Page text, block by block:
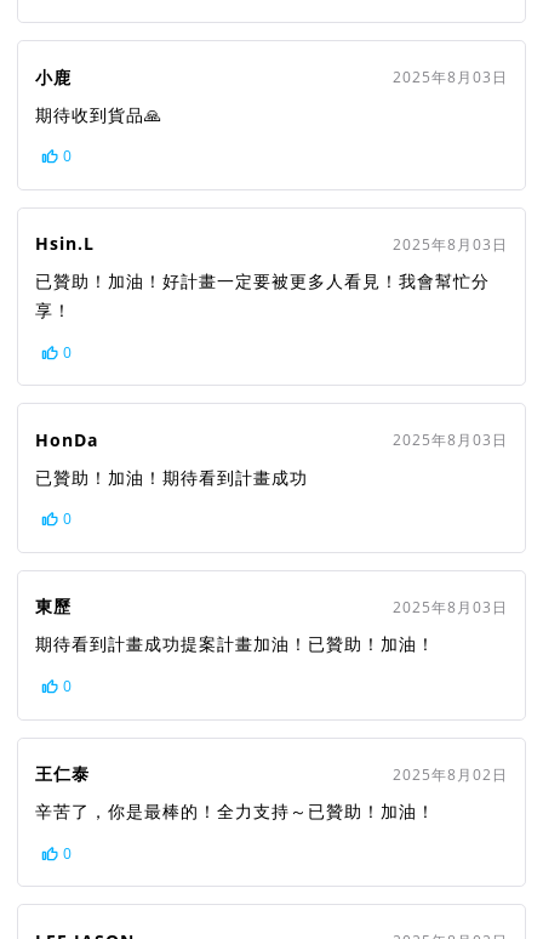
小鹿 2025年8月03日
期待收到貨品🙏
0
Hsin.L 2025年8月03日
已贊助！加油！好計畫一定要被更多人看見！我會幫忙分
享！
0
HonDa 2025年8月03日
已贊助！加油！期待看到計畫成功
0
東歷 2025年8月03日
期待看到計畫成功提案計畫加油！已贊助！加油！
0
王仁泰 2025年8月02日
辛苦了，你是最棒的！全力支持～已贊助！加油！
0